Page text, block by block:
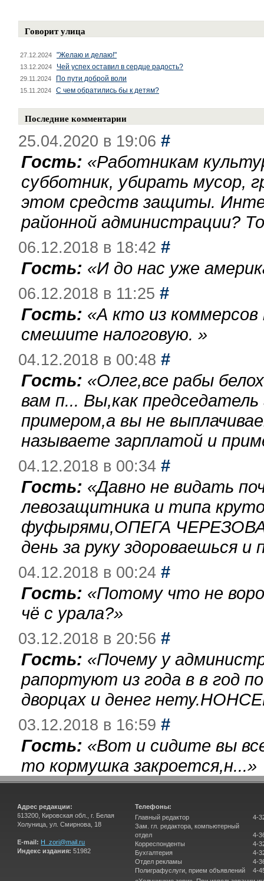
Говорит улица
27.12.2024 "Желаю и делаю!"
13.12.2024 Чей успех оставил в сердце радость?
29.11.2024 По пути доброй воли
15.11.2024 С чем обратились бы к детям?
Последние комментарии
25.04.2020 в 19:06 #
Гость: «Работникам
субботник, убирать мусор,
этом средств защиты.
районной администрации?
06.12.2018 в 18:42 #
Гость: «И до нас уже
06.12.2018 в 11:25 #
Гость: «А кто из
смешите налоговую. »
04.12.2018 в 00:48 #
Гость: «Олег,все рабы
вам п... Вы,как
примером,а вы не
называете зарплатой и
04.12.2018 в 00:34 #
Гость: «Давно не видать
левозащитника и типа
фуфырями,ОПЕГА
день за руку здороваешься
04.12.2018 в 00:24 #
Гость: «Потому что не
чё с урала?»
03.12.2018 в 20:56 #
Гость: «Почему у
рапортуют из года в в год
дворцах и денег
03.12.2018 в 16:59 #
Гость: «Вот и сидите вы
то кормушка закроется,н...»
Адрес редакции:
613200, Кировская обл., г. Белая
Холуница, ул. Смирнова, 18
E-mail: H_zori@mail.ru
Индекс издания: 51982
Телефоны:
Главный редактор
Зам. гл. редактора, компьютерный
отдел
Корреспонденты
Бухгалтерия
Отдел рекламы
Полиграфуслуги, прием объявлений
4-
4-
4-
4-
4-
4-